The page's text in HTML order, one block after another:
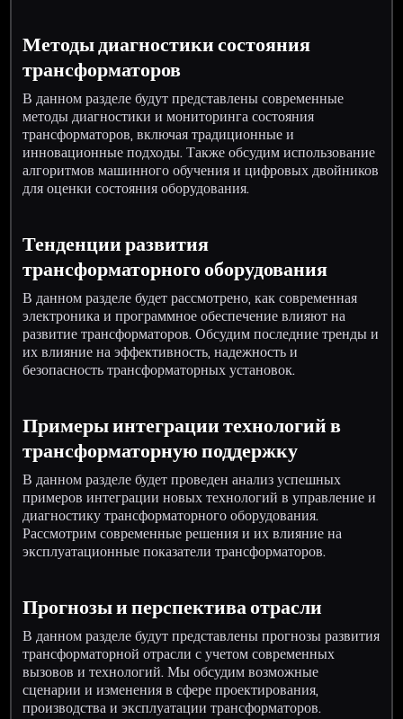
Методы диагностики состояния
трансформаторов
В данном разделе будут представлены современные
методы диагностики и мониторинга состояния
трансформаторов, включая традиционные и
инновационные подходы. Также обсудим использование
алгоритмов машинного обучения и цифровых двойников
для оценки состояния оборудования.
Тенденции развития
трансформаторного оборудования
В данном разделе будет рассмотрено, как современная
электроника и программное обеспечение влияют на
развитие трансформаторов. Обсудим последние тренды и
их влияние на эффективность, надежность и
безопасность трансформаторных установок.
Примеры интеграции технологий в
трансформаторную поддержку
В данном разделе будет проведен анализ успешных
примеров интеграции новых технологий в управление и
диагностику трансформаторного оборудования.
Рассмотрим современные решения и их влияние на
эксплуатационные показатели трансформаторов.
Прогнозы и перспектива отрасли
В данном разделе будут представлены прогнозы развития
трансформаторной отрасли с учетом современных
вызовов и технологий. Мы обсудим возможные
сценарии и изменения в сфере проектирования,
производства и эксплуатации трансформаторов.